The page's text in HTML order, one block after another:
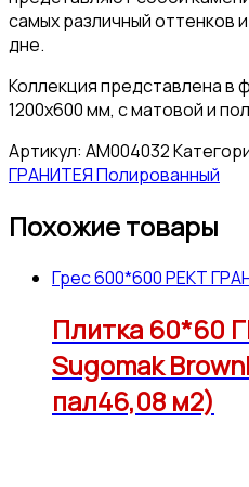
самых различный оттенков
дне.
Коллекция представлена в
1200х600 мм, с матовой и
Артикул: АМ004032
ГРАНИТЕЯ Полированный
Похожие товары
Грес 600*600 РЕКТ
Плитка 60*60
Sugomak
пал46,08 м2)